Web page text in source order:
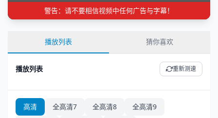
警告：请不要相信视频中任何广告与字幕！
播放列表 猜你喜欢
播放列表 重新测速
高清 全高清7 全高清8
全高清9